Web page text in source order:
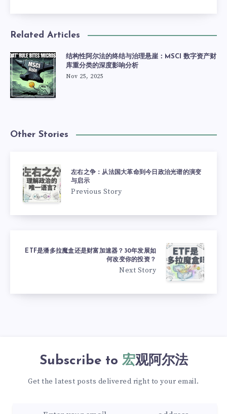
Related Articles
结构性阿尔法的终结与治理悬崖：MSCI 数字资产财
库重分类的深度影响分析
Nov 25, 2025
Other Stories
左右之争：从法国大革命到今日政治光谱的演变
与启示
Previous Story
ETF是潘多拉魔盒还是财富加速器？30年发展如
何改变你的投资？
Next Story
Subscribe to 宏观阿尔法
Get the latest posts delivered right to your email.